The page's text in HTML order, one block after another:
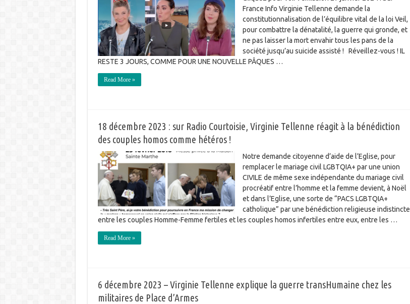
France Info Virginie Tellenne demande la
constitutionnalisation de l’équilibre vital de la loi Veil,
pour combattre la dénatalité, la guerre qui gronde, et
ne pas laisser la mort envahir tous les pans de la
société jusqu’au suicide assisté ! Réveillez-vous ! IL
RESTE 3 JOURS, COMME POUR UNE NOUVELLE PÂQUES …
Read More »
18 décembre 2023 : sur Radio Courtoisie, Virginie Tellenne réagit à la bénédiction
des couples homos comme hétéros !
Notre demande citoyenne d’aide de l’Eglise, pour
remplacer le mariage civil LGBTQIA+ par une union
CIVILE de même sexe indépendante du mariage civil
procréatif entre l’homme et la femme devient, à Noël
et dans l’Eglise, une sorte de “PACS LGBTQIA+
catholique” par une bénédiction religieuse indistincte
entre les couples Homme-Femme fertiles et les couples homos infertiles entre eux, entre les …
Read More »
6 décembre 2023 – Virginie Tellenne explique la guerre transHumaine chez les
militaires de Place d’Armes